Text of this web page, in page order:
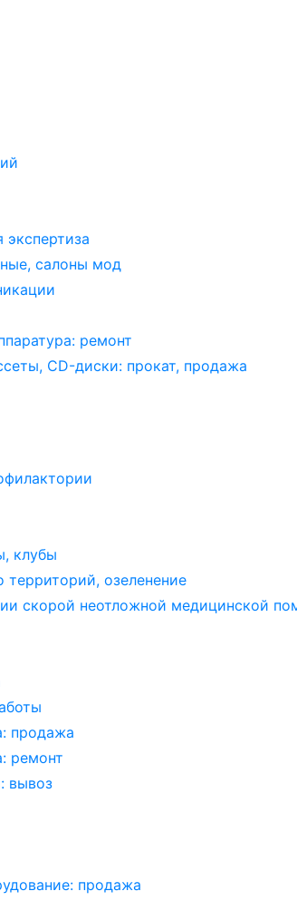
экспертиза
салоны мод
ремонт
СD-диски: прокат, продажа
клубы
территорий, озеленение
скорой неотложной медицинской
продажа
ремонт
вывоз
продажа